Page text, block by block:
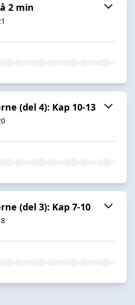
2 min
(del 4): Kap 10-13
(del 3): Kap 7-10